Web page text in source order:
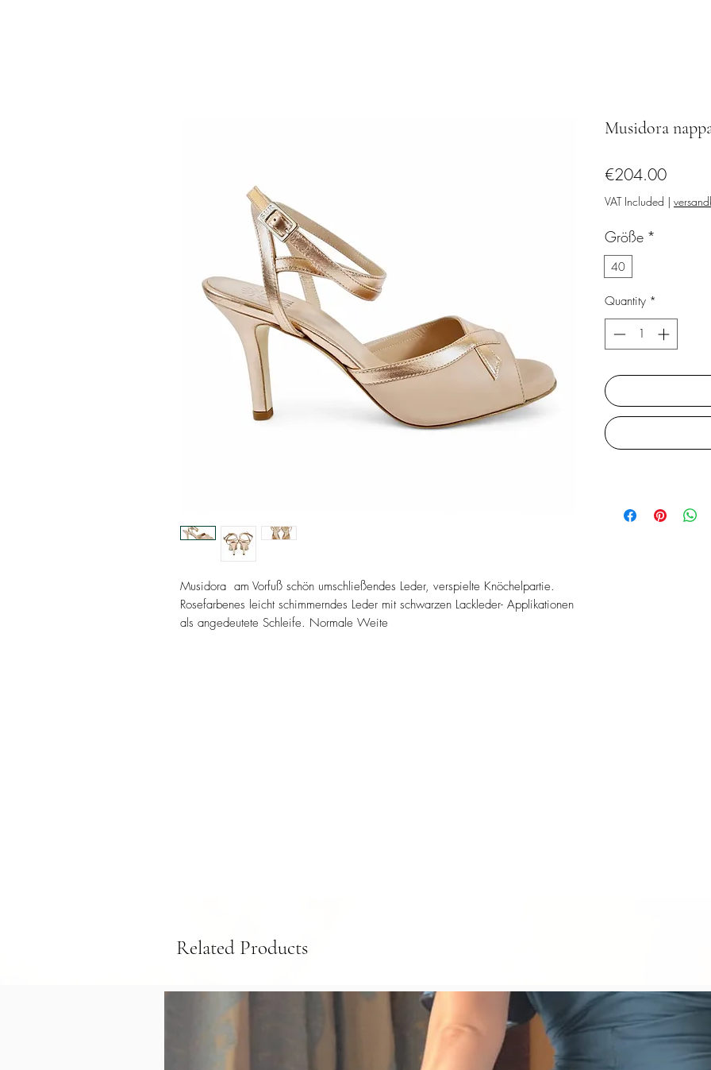
Musidora am Vorfuß schön umschließendes Leder, verspielte Knöchelpartie.
Rosefarbenes leicht schimmerndes Leder mit schwarzen Lackleder- Applikationen
als angedeutete Schleife. Normale Weite
Musidora
€204.00Price
VAT Included |
Größe *
40
Quantity *
Related Products